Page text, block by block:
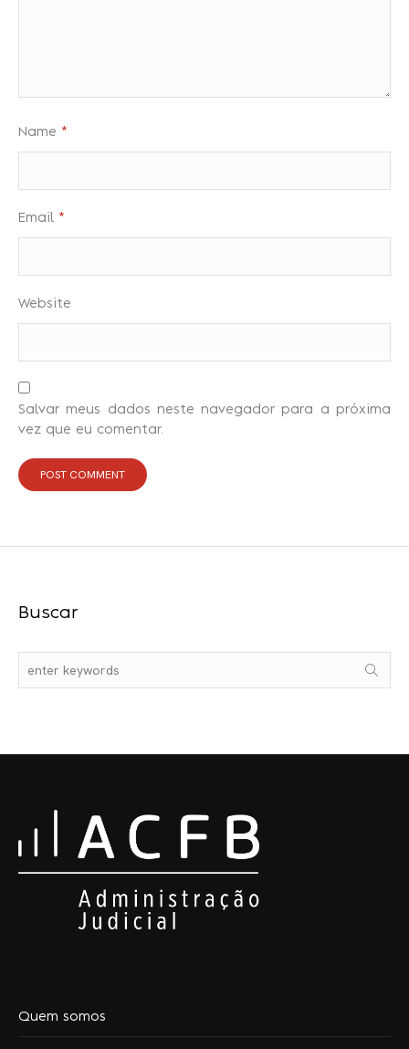
Name *
Email *
Website
Salvar meus dados neste navegador para a próxima
vez que eu comentar.
Buscar
Quem somos